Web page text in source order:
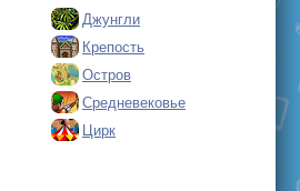
Джунгли
Крепость
Остров
Средневековье
Цирк